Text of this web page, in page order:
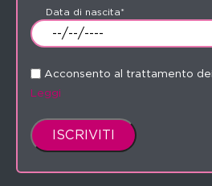
Data di nascita*
Acconsento al trattamento
Leggi